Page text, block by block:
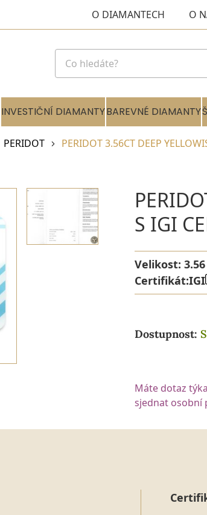
O DIAMANTECH O
INVESTIČNÍ DIAMANTYBAREVNÉ DIAMANTY
PERIDOT PERIDOT 3.56CT DEEP
S IGI
Velikost:
Certifikát:IGI
Dostupnost:
Máte dotaz
sjednat osobní